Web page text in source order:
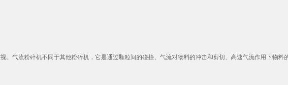
。气流粉碎机不同于其他粉碎机，它是通过颗粒间的碰撞、气流对物料的冲击和剪切、高速气流作用下物料